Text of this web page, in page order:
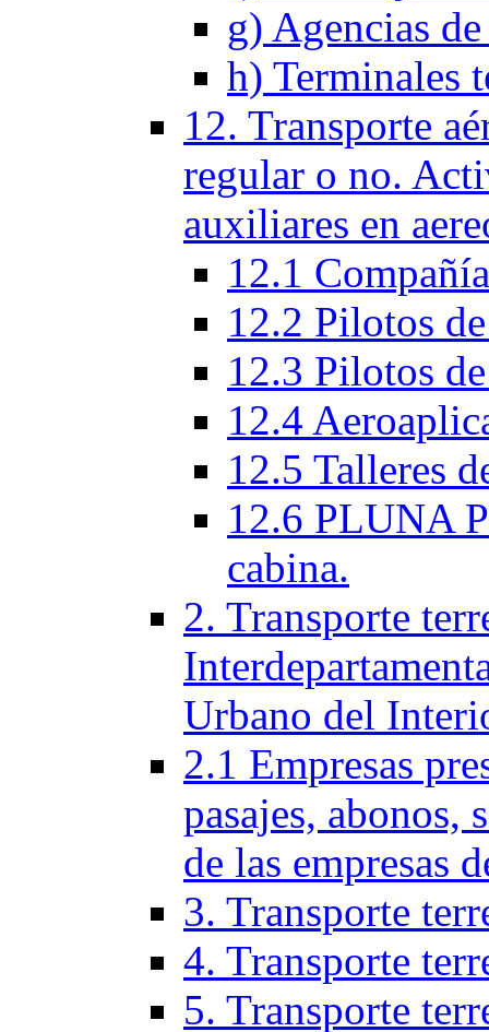
g) Agencias
h) Terminales
12. Transporte
regular o no.
auxiliares en
12.1
12.2 Pilotos
12.3 Pilotos
12.4
12.5 Talleres
12.6 PLUNA
cabina.
2. Transporte
Urbano del
2.1 Empresas
pasajes, abonos,
de las empresas
3. Transporte
4. Transporte
5. Transporte